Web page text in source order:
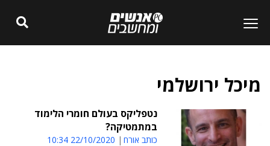
מיכל ירושלמי
נטפליקס בעולם חומרי הלימוד
במתמטיקה?
כותב אורח 22/10/2020 10:34